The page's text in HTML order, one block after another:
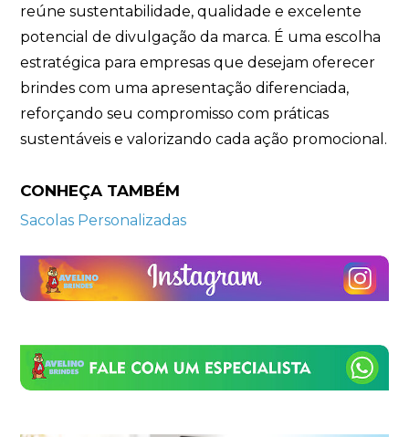
reúne sustentabilidade, qualidade e excelente
potencial de divulgação da marca. É uma escolha
estratégica para empresas que desejam oferecer
brindes com uma apresentação diferenciada,
reforçando seu compromisso com práticas
sustentáveis e valorizando cada ação promocional.
CONHEÇA TAMBÉM
Sacolas Personalizadas